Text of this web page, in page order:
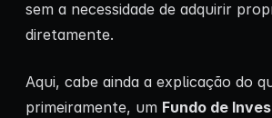
sem a necessidade de adquirir
diretamente.
Aqui, cabe ainda a explicação do
primeiramente, um Fundo de